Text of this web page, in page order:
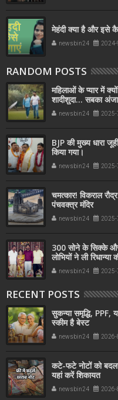
मेहंदी क्या है और इसे
newsbin24 2024-
RANDOM POSTS
महिलाओं के प्यार में
शादीशुदा... सबका
newsbin24 2025-
BJP की मुख्य धारा
किया गया।
newsbin24 2025-
चमत्कार! विकराल
पंचवक्त्र मंदिर
newsbin24 2025-
300 सोने के सिक्‍के
लोभियों ने ली रिधान्या
newsbin24 2025-
RECENT POSTS
सुकन्या समृद्धि, PPF,
स्कीम है बेस्ट
newsbin24 2026-
कटे-फटे नोटों को
यहां करें शिकायत
newsbin24 2026-